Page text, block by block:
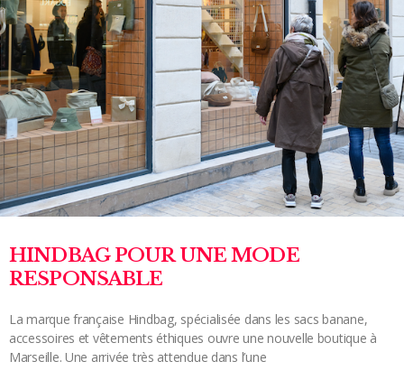
HINDBAG POUR UNE MODE
RESPONSABLE
La marque française Hindbag, spécialisée dans les sacs banane,
accessoires et vêtements éthiques ouvre une nouvelle boutique à
Marseille. Une arrivée très attendue dans l’une